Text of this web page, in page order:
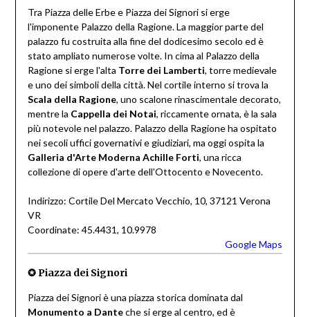
Tra Piazza delle Erbe e Piazza dei Signori si erge
l'imponente Palazzo della Ragione. La maggior parte del
palazzo fu costruita alla fine del dodicesimo secolo ed è
stato ampliato numerose volte. In cima al Palazzo della
Ragione si erge l'alta Torre dei Lamberti, torre medievale
e uno dei simboli della città. Nel cortile interno si trova la
Scala della Ragione, uno scalone rinascimentale decorato,
mentre la Cappella dei Notai, riccamente ornata, è la sala
più notevole nel palazzo. Palazzo della Ragione ha ospitato
nei secoli uffici governativi e giudiziari, ma oggi ospita la
Galleria d'Arte Moderna Achille Forti, una ricca
collezione di opere d'arte dell'Ottocento e Novecento.
Indirizzo: Cortile Del Mercato Vecchio, 10, 37121 Verona
VR
Coordinate: 45.4431, 10.9978
Google Maps
✪ Piazza dei Signori
Piazza dei Signori è una piazza storica dominata dal
Monumento a Danteche si erge al centro, ed è